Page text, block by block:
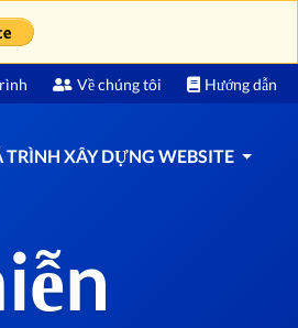
Về chúng tôi Hướng dẫn
XÂY DỰNG WEBSITE